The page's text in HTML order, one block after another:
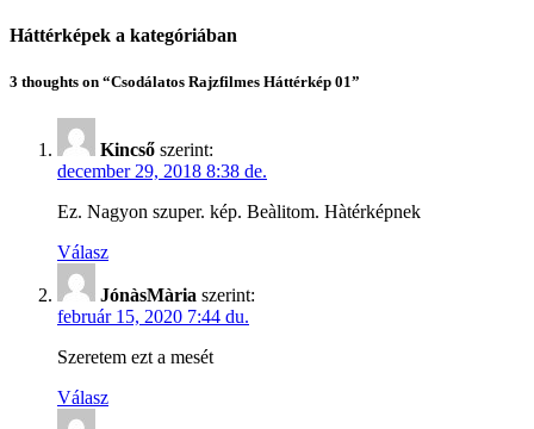
Háttérképek a kategóriában
3 thoughts on “Csodálatos Rajzfilmes Háttérkép 01”
Kincső szerint:
december 29, 2018 8:38 de.
Ez​. Nagyon szuper. kép. Beàlitom. Hàtérképnek
Válasz
JónàsMària szerint:
február 15, 2020 7:44 du.
Szeretem ezt a mesét
Válasz